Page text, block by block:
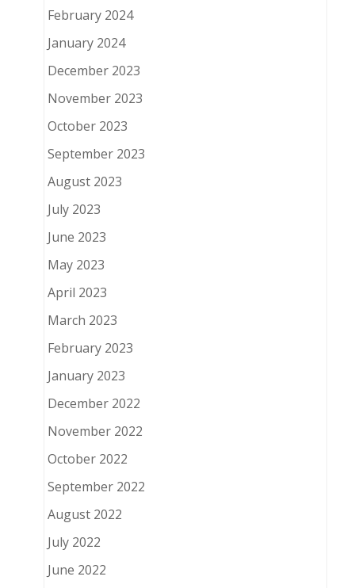
February 2024
January 2024
December 2023
November 2023
October 2023
September 2023
August 2023
July 2023
June 2023
May 2023
April 2023
March 2023
February 2023
January 2023
December 2022
November 2022
October 2022
September 2022
August 2022
July 2022
June 2022